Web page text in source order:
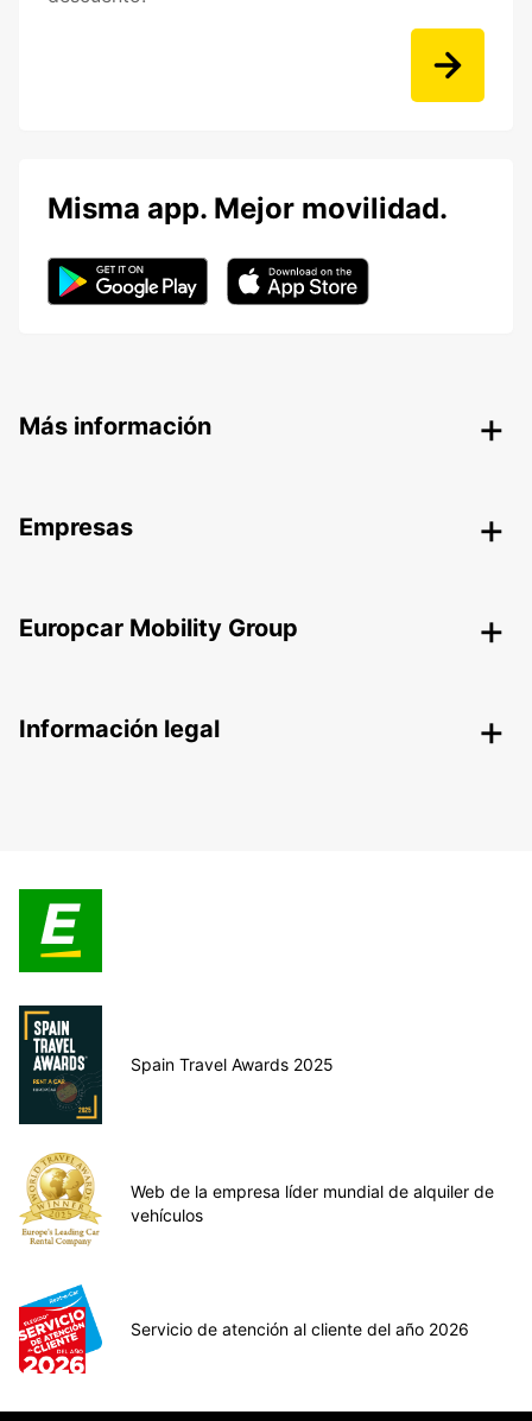
Misma app. Mejor movilidad.
Más información
Empresas
Europcar Mobility Group
Información legal
Spain Travel Awards 2025
Web de la empresa líder mundial de alquiler de
vehículos
Servicio de atención al cliente del año 2026